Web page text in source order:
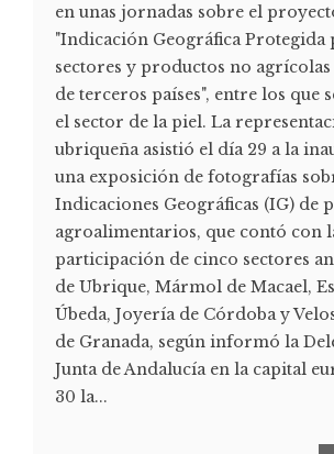
en unas jornadas sobre el
"Indicación Geográfica Protegida
sectores y productos no
de terceros países", entre los que
el sector de la piel. La
ubriqueña asistió el día 29 a la
una exposición de fotografías
Indicaciones Geográficas (IG) de
agroalimentarios, que contó con
participación de cinco sectores
de Ubrique, Mármol de Macael,
Úbeda, Joyería de Córdoba y
de Granada, según informó la
Junta de Andalucía en la capital
30 la...